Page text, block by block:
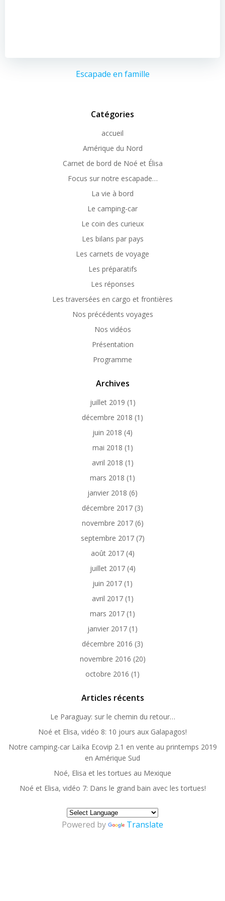
Escapade en famille
Catégories
accueil
Amérique du Nord
Carnet de bord de Noé et Élisa
Focus sur notre escapade…
La vie à bord
Le camping-car
Le coin des curieux
Les bilans par pays
Les carnets de voyage
Les préparatifs
Les réponses
Les traversées en cargo et frontières
Nos précédents voyages
Nos vidéos
Présentation
Programme
Archives
juillet 2019 (1)
décembre 2018 (1)
juin 2018 (4)
mai 2018 (1)
avril 2018 (1)
mars 2018 (1)
janvier 2018 (6)
décembre 2017 (3)
novembre 2017(6)
septembre 2017(7)
août 2017(4)
juillet 2017(4)
juin 2017 (1)
avril 2017(1)
mars 2017 (1)
janvier 2017 (1)
décembre 2016 (3)
novembre 2016 (20)
octobre 2016 (1)
Articles récents
Le Paraguay: sur le chemin du retour…
Noé et Elisa, vidéo 8: 10 jours aux Galapagos!
Notre camping-car Laïka Ecovip 2.1 en vente au printemps 2019
en Amérique Sud
Noé, Elisa et les tortues au Mexique
Noé et Elisa, vidéo 7: Dans le grand bain avec les tortues!
Powered by Translate